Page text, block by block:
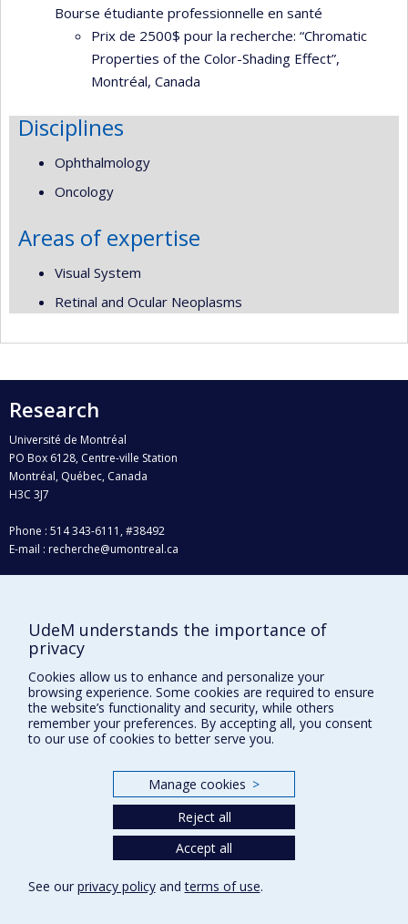
Bourse étudiante professionnelle en santé
Prix de 2500$ pour la recherche: “Chromatic
Properties of the Color-Shading Effect”,
Montréal, Canada
Disciplines
Ophthalmology
Oncology
Areas of expertise
Visual System
Retinal and Ocular Neoplasms
Research
Université de Montréal
PO Box 6128, Centre-ville Station
Montréal, Québec, Canada
H3C 3J7
Phone : 514 343-6111, #38492
E-mail : recherche@umontreal.ca
Who does what?
Site map
Cookie Settings
UdeM understands the importance of
privacy
Cookies allow us to enhance and personalize your
browsing experience. Some cookies are required to ensure
the website’s functionality and security, while others
remember your preferences. By accepting all, you consent
to our use of cookies to better serve you.
Manage cookies >
Reject all
Accept all
See our privacy policyandterms of use.